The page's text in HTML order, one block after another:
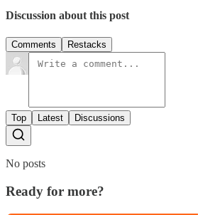
Discussion about this post
Comments Restacks
Top Latest Discussions
No posts
Ready for more?